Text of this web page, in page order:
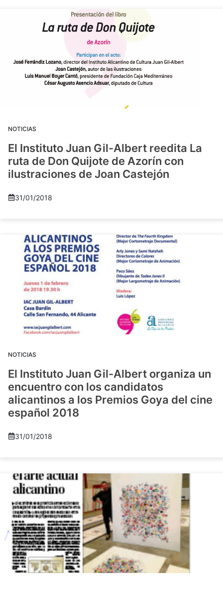
NOTICIAS
El Instituto Juan Gil-Albert reedita La
ruta de Don Quijote de Azorín con
ilustraciones de Joan Castejón
31/01/2018
NOTICIAS
El Instituto Juan Gil-Albert organiza un
encuentro con los candidatos
alicantinos a los Premios Goya del cine
español 2018
31/01/2018